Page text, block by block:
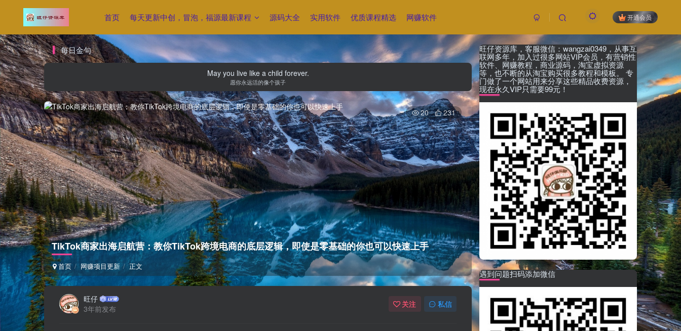
首页 每天更新中创，冒泡，福源最新课程 源码大全 实用软件 优质课程精选 网赚软件 开通会员
每日金句
May you live like a child forever.
愿你永远活的像个孩子
TikTok商家出海启航营：教你TikTok跨境电商的底层逻辑，即使是零基础的你也可以快速上手
首页 网赚项目更新 正文
20 231
旺仔
3年前发布
关注 私信
付费资源
￥19.9 限时特惠
￥199
黄金会员
免费
钻石会员
免费
立即购买
您当前未登录！建议登陆后购买，可保存购买订
单，未登录账号信息只保存15天
已售 23
旺仔资源库，客服微信：wangzai0349，从事互
联网多年，加入过很多网站VIP会员，有营销性
软件、网赚教程，商业源码，淘宝虚拟资源
等，也不断的从淘宝购买很多教程和模板。 专
门做了一个网站用来分享这些精品收费资源，
现在永久VIP只需要99元！
遇到问题扫码添加微信